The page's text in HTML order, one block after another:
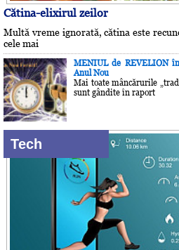
Cătina-elixirul zeilor
Multă vreme ignorată, cătina este
cele mai
MENIUL de REVELION
Anul Nou
Mai toate mâncărurile
sunt gândite în raport
Tech